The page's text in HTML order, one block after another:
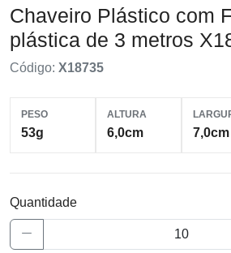
Chaveiro Plástico com
plástica de 3 metros
Código: X18735
PESO
53g
ALTURA
6,0cm 7,0cm
Quantidade